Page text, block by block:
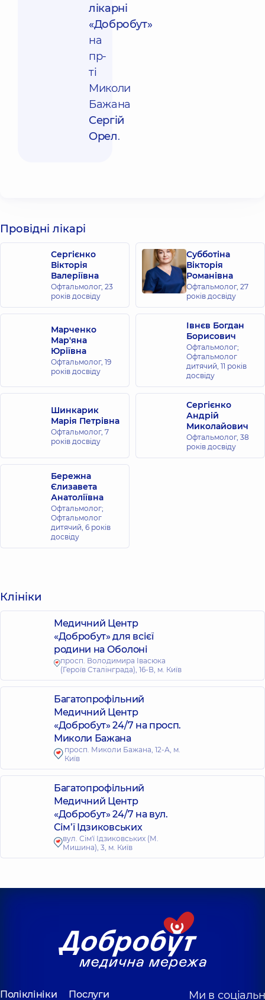
лікарні
«Добробут»
на
пр-
ті
Миколи
Бажана
Сергій
Орел.
Провідні лікарі
Сергієнко
Вікторія
Валеріївна
Офтальмолог, 23
років досвіду
Субботіна
Вікторія
Романівна
Офтальмолог, 27
років досвіду
Марченко
Мар'яна
Юріївна
Офтальмолог, 19
років досвіду
Івнєв Богдан
Борисович
Офтальмолог;
Офтальмолог
дитячий, 11 років
досвіду
Шинкарик
Марія Петрівна
Офтальмолог, 7
років досвіду
Сергієнко
Андрій
Миколайович
Офтальмолог, 38
років досвіду
Бережна
Єлизавета
Анатоліївна
Офтальмолог;
Офтальмолог
дитячий, 6 років
досвіду
Клініки
Медичний Центр
«Добробут» для всієї
родини на Оболоні
просп. Володимира Івасюка
(Героїв Сталінграда), 16-В, м. Київ
Багатопрофільний
Медичний Центр
«Добробут» 24/7 на просп.
Миколи Бажана
просп. Миколи Бажана, 12-А, м.
Київ
Багатопрофільний
Медичний Центр
«Добробут» 24/7 на вул.
Сім’ї Ідзиковських
вул. Сім'ї Ідзиковських (М.
Мишина), 3, м. Київ
Поліклініки Послуги Ми в